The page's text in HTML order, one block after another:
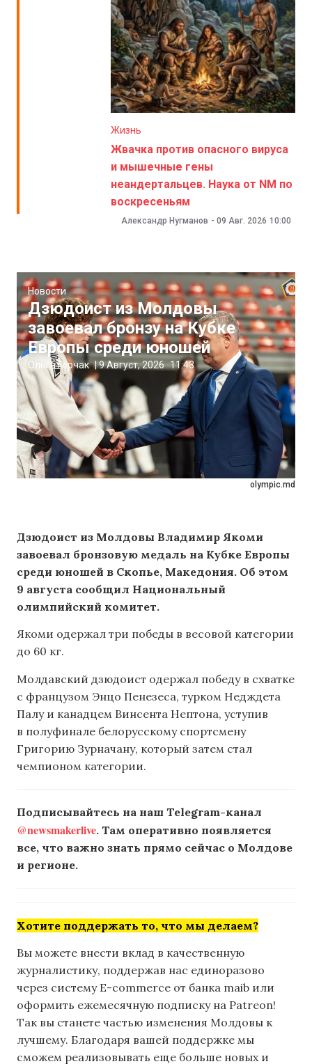
Жизнь
Жвачка против опасного вируса
и мышечные гены
неандертальцев. Наука от NM по
воскресеньям
Александр Нугманов - 09 Авг. 2026 10:00
olympic.md
Новости
Дзюдоист из Молдовы
завоевал бронзу на Кубке
Европы среди юношей
Ольга Горчак |9 Август, 2026 11:43
Дзюдоист из Молдовы Владимир Якоми
завоевал бронзовую медаль на Кубке Европы
среди юношей в Скопье, Македония. Об этом
9 августа сообщил Национальный
олимпийский комитет.
Якоми одержал три победы в весовой категории
до 60 кг.
Молдавский дзюдоист одержал победу в схватке
с французом Энцо Пенезеса, турком Недждета
Палу и канадцем Винсента Нептона, уступив
в полуфинале белорусскому спортсмену
Григорию Зурначану, который затем стал
чемпионом категории.
Подписывайтесь на наш Telegram-канал
@newsmakerlive. Там оперативно появляется
все, что важно знать прямо сейчас о Молдове
и регионе.
Хотите поддержать то, что мы делаем?
Вы можете внести вклад в качественную
журналистику, поддержав нас единоразово
через систему E-commerce от банка maib или
оформить ежемесячную подписку на Patreon!
Так вы станете частью изменения Молдовы к
лучшему. Благодаря вашей поддержке мы
сможем реализовывать еще больше новых и